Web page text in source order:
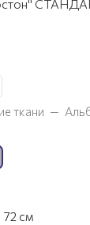
ткани —
72 см